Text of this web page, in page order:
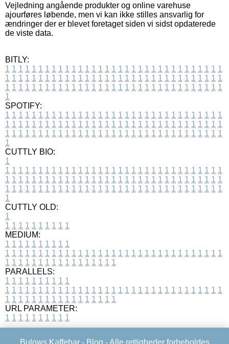
Vejledning angående produkter og online varehuse
ajourføres løbende, men vi kan ikke stilles ansvarlig for
ændringer der er blevet foretaget siden vi sidst opdaterede
de viste data.
BITLY:
1 1 1 1 1 1 1 1 1 1 1 1 1 1 1 1 1 1 1 1 1 1 1 1 1 1 1 1 1 1 1 1 1
1 1 1 1 1 1 1 1 1 1 1 1 1 1 1 1 1 1 1 1 1 1 1 1 1 1 1 1 1 1 1 1 1
1 1 1 1 1 1 1 1 1 1 1 1 1 1 1 1 1 1 1 1 1 1 1 1 1 1 1 1 1 1 1 1 1
1
SPOTIFY:
1 1 1 1 1 1 1 1 1 1 1 1 1 1 1 1 1 1 1 1 1 1 1 1 1 1 1 1 1 1 1 1 1
1 1 1 1 1 1 1 1 1 1 1 1 1 1 1 1 1 1 1 1 1 1 1 1 1 1 1 1 1 1 1 1 1
1 1 1 1 1 1 1 1 1 1 1 1 1 1 1 1 1 1 1 1 1 1 1 1 1 1 1 1 1 1 1 1 1
1
CUTTLY BIO:
1
1 1 1 1 1 1 1 1 1 1 1 1 1 1 1 1 1 1 1 1 1 1 1 1 1 1 1 1 1 1 1 1 1
1 1 1 1 1 1 1 1 1 1 1 1 1 1 1 1 1 1 1 1 1 1 1 1 1 1 1 1 1 1 1 1 1
1 1 1 1 1 1 1 1 1 1 1 1 1 1 1 1 1 1 1 1 1 1 1 1 1 1 1 1 1 1 1 1 1
1
CUTTLY OLD:
1
1 1 1 1 1 1 1 1 1 1
MEDIUM:
1 1 1 1 1 1 1 1 1 1
1 1 1 1 1 1 1 1 1 1 1 1 1 1 1 1 1 1 1 1 1 1 1 1 1 1 1 1 1 1 1 1 1
1 1 1 1 1 1 1 1 1 1 1 1 1 1 1 1 1
PARALLELS:
1 1 1 1 1 1 1 1 1 1
1 1 1 1 1 1 1 1 1 1 1 1 1 1 1 1 1 1 1 1 1 1 1 1 1 1 1 1 1 1 1 1 1
1 1 1 1 1 1 1 1 1 1 1 1 1 1 1 1 1
URL PARAMETER:
1 1 1 1 1 1 1 1 1 1
Bulows Kaffebar - Blog - Alle rettigheder forbeholdes